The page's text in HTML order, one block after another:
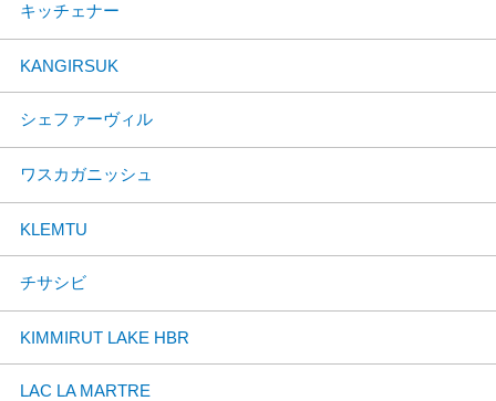
キッチェナー
KANGIRSUK
シェファーヴィル
ワスカガニッシュ
KLEMTU
チサシビ
KIMMIRUT LAKE HBR
LAC LA MARTRE